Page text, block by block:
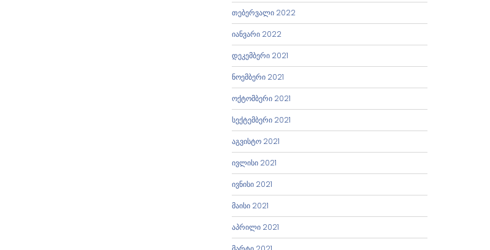
თებერვალი 2022
იანვარი 2022
დეკემბერი 2021
ნოემბერი 2021
ოქტომბერი 2021
სექტემბერი 2021
აგვისტო 2021
ივლისი 2021
ივნისი 2021
მაისი 2021
აპრილი 2021